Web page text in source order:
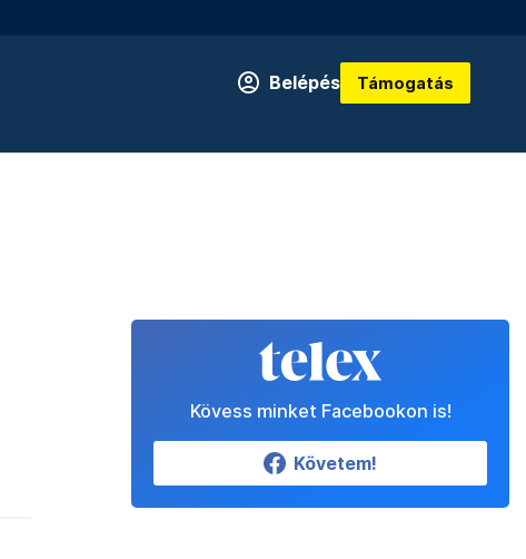
Belépés Támogatás
Kövess minket Facebookon is!
Követem!